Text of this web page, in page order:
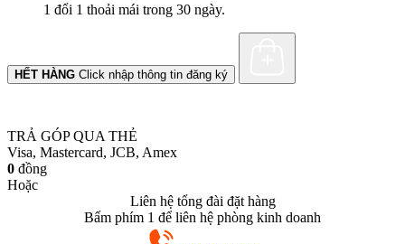
1 đổi 1 thoải mái trong 30 ngày.
HẾT HÀNG Click nhập thông tin đăng ký
TRẢ GÓP QUA THẺ
Visa, Mastercard, JCB, Amex
0 đồng
Hoặc
Liên hệ tổng đài đặt hàng
Bấm phím 1 để liên hệ phòng kinh doanh